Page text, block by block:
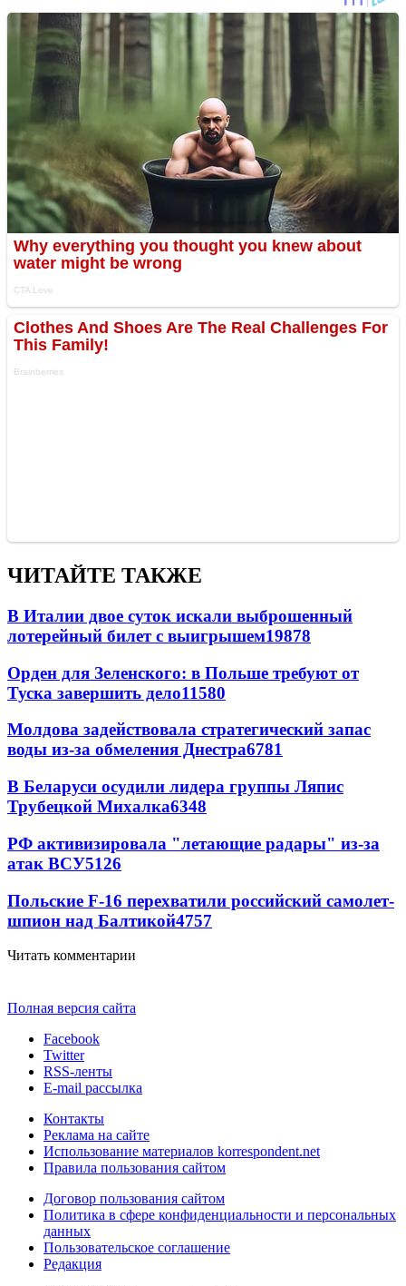
ЧИТАЙТЕ ТАКЖЕ
В Италии двое суток искали выброшенный
лотерейный билет с выигрышем19878
Орден для Зеленского: в Польше требуют от
Туска завершить дело11580
Молдова задействовала стратегический запас
воды из-за обмеления Днестра6781
В Беларуси осудили лидера группы Ляпис
Трубецкой Михалка6348
РФ активизировала "летающие радары" из-за
атак ВСУ5126
Польские F-16 перехватили российский самолет-
шпион над Балтикой4757
Читать комментарии
Полная версия сайта
Facebook
Twitter
RSS-ленты
E-mail рассылка
Контакты
Реклама на сайте
Использование материалов korrespondent.net
Правила пользования сайтом
Договор пользования сайтом
Политика в сфере конфиденциальности и персональных
данных
Пользовательское соглашение
Редакция